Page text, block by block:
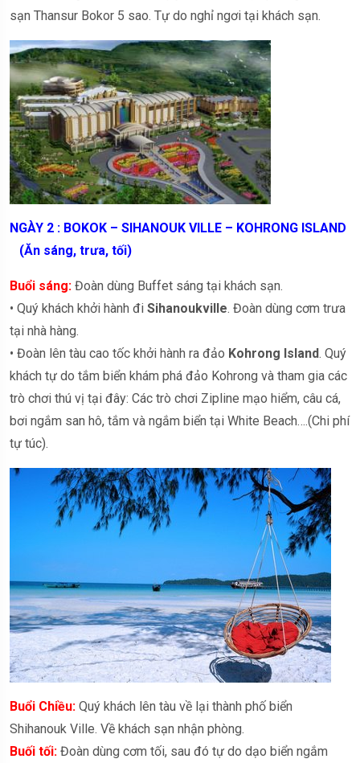
sạn Thansur Bokor 5 sao. Tự do nghỉ ngơi tại khách sạn.
NGÀY 2 : BOKOK – SIHANOUK VILLE – KOHRONG ISLAND
(Ăn sáng, trưa, tối)
Buổi sáng: Đoàn dùng Buffet sáng tại khách sạn.
• Quý khách khởi hành đi Sihanoukville. Đoàn dùng cơm trưa
tại nhà hàng.
• Đoàn lên tàu cao tốc khởi hành ra đảo Kohrong Island. Quý
khách tự do tắm biển khám phá đảo Kohrong và tham gia các
trò chơi thú vị tại đây: Các trò chơi Zipline mạo hiểm, câu cá,
bơi ngắm san hô, tắm và ngắm biển tại White Beach….(Chi phí
tự túc).
Buổi Chiều: Quý khách lên tàu về lại thành phố biển
Shihanouk Ville. Về khách sạn nhận phòng.
Buối tối: Đoàn dùng cơm tối, sau đó tự do dạo biển ngắm